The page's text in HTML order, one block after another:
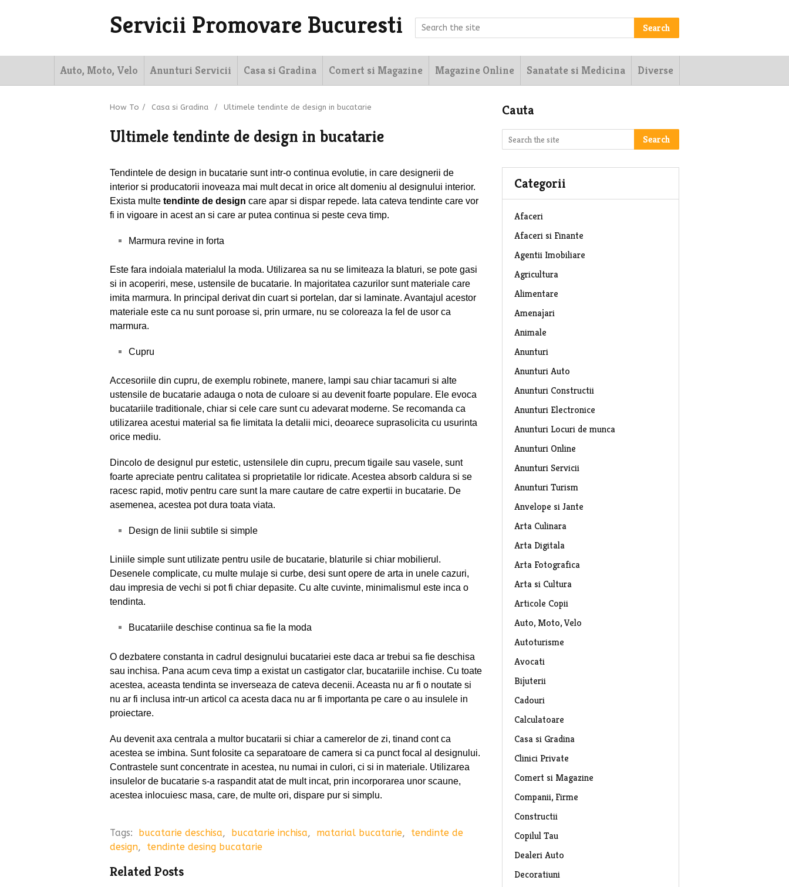
Servicii Promovare Bucuresti Search
Auto, Moto, Velo Anunturi Servicii Casa si Gradina Comert si Magazine Magazine Online Sanatate si Medicina Diverse
How To / Casa si Gradina / Ultimele tendinte de design in bucatarie
Ultimele tendinte de design in bucatarie
Tendintele de design in bucatarie sunt intr-o continua evolutie, in care designerii de
interior si producatorii inoveaza mai mult decat in ​​orice alt domeniu al designului interior.
Exista multe tendinte de design care apar si dispar repede. Iata cateva tendinte care vor
fi in vigoare in acest an si care ar putea continua si peste ceva timp.
Marmura revine in forta
Este fara indoiala materialul la moda. Utilizarea sa nu se limiteaza la blaturi, se pote gasi
si in acoperiri, mese, ustensile de bucatarie. In majoritatea cazurilor sunt materiale care
imita marmura. In principal derivat din cuart si portelan, dar si laminate. Avantajul acestor
materiale este ca nu sunt poroase si, prin urmare, nu se coloreaza la fel de usor ca
marmura.
Cupru
Accesoriile din cupru, de exemplu robinete, manere, lampi sau chiar tacamuri si alte
ustensile de bucatarie adauga o nota de culoare si au devenit foarte populare. Ele evoca
bucatariile traditionale, chiar si cele care sunt cu adevarat moderne. Se recomanda ca
utilizarea acestui material sa fie limitata la detalii mici, deoarece suprasolicita cu usurinta
orice mediu.
Dincolo de designul pur estetic, ustensilele din cupru, precum tigaile sau vasele, sunt
foarte apreciate pentru calitatea si proprietatile lor ridicate. Acestea absorb caldura si se
racesc rapid, motiv pentru care sunt la mare cautare de catre expertii in bucatarie. De
asemenea, acestea pot dura toata viata.
Design de linii subtile si simple
Liniile simple sunt utilizate pentru usile de bucatarie, blaturile si chiar mobilierul.
Desenele complicate, cu multe mulaje si curbe, desi sunt opere de arta in unele cazuri,
dau impresia de vechi si pot fi chiar depasite. Cu alte cuvinte, minimalismul este inca o
tendinta.
Bucatariile deschise continua sa fie la moda
O dezbatere constanta in cadrul designului bucatariei este daca ar trebui sa fie deschisa
sau inchisa. Pana acum ceva timp a existat un castigator clar, bucatariile inchise. Cu toate
acestea, aceasta tendinta se inverseaza de cateva decenii. Aceasta nu ar fi o noutate si
nu ar fi inclusa intr-un articol ca acesta daca nu ar fi importanta pe care o au insulele in
proiectare.
Au devenit axa centrala a multor bucatarii si chiar a camerelor de zi, tinand cont ca
acestea se imbina. Sunt folosite ca separatoare de camera si ca punct focal al designului.
Contrastele sunt concentrate in acestea, nu numai in culori, ci si in materiale. Utilizarea
insulelor de bucatarie s-a raspandit atat de mult incat, prin incorporarea unor scaune,
acestea inlocuiesc masa, care, de multe ori, dispare pur si simplu.
Tags: bucatarie deschisa, bucatarie inchisa, matarial bucatarie,
tendinte de
design, tendinte desing bucatarie
Related Posts
Cauta
Search
Categorii
Afaceri
Afaceri si Finante
Agentii Imobiliare
Agricultura
Alimentare
Amenajari
Animale
Anunturi
Anunturi Auto
Anunturi Constructii
Anunturi Electronice
Anunturi Locuri de munca
Anunturi Online
Anunturi Servicii
Anunturi Turism
Anvelope si Jante
Arta Culinara
Arta Digitala
Arta Fotografica
Arta si Cultura
Articole Copii
Auto, Moto, Velo
Autoturisme
Avocati
Bijuterii
Cadouri
Calculatoare
Casa si Gradina
Clinici Private
Comert si Magazine
Companii, Firme
Constructii
Copilul Tau
Dealeri Auto
Decoratiuni